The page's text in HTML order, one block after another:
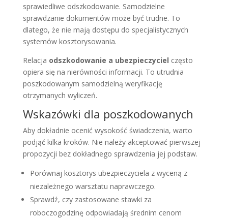
sprawiedliwe odszkodowanie. Samodzielne
sprawdzanie dokumentów może być trudne. To
dlatego, że nie mają dostępu do specjalistycznych
systemów kosztorysowania.
Relacja odszkodowanie a ubezpieczyciel często
opiera się na nierówności informacji. To utrudnia
poszkodowanym samodzielną weryfikację
otrzymanych wyliczeń.
Wskazówki dla poszkodowanych
Aby dokładnie ocenić wysokość świadczenia, warto
podjąć kilka kroków. Nie należy akceptować pierwszej
propozycji bez dokładnego sprawdzenia jej podstaw.
Porównaj kosztorys ubezpieczyciela z wyceną z
niezależnego warsztatu naprawczego.
Sprawdź, czy zastosowane stawki za
roboczogodzinę odpowiadają średnim cenom